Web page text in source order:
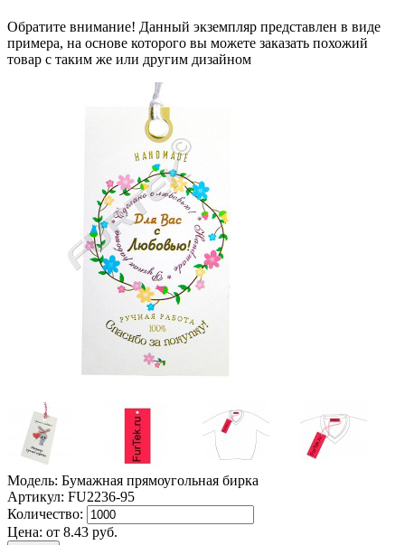
Обратите внимание! Данный экземпляр представлен в виде
примера, на основе которого вы можете заказать похожий
товар с таким же или другим дизайном
Модель: Бумажная прямоугольная бирка
Артикул: FU2236-95
Количество:
Цена: от 8.43 руб.